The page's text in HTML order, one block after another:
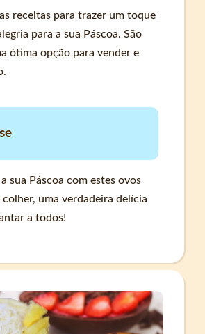
receitas para trazer um toque
para a sua Páscoa. São
ótima opção para vender e
sua Páscoa com estes ovos
uma verdadeira delícia
a todos!